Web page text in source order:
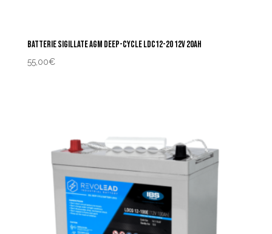
BATTERIE SIGILLATE AGM DEEP-CYCLE LDC12-20 12V 20AH
55,00€